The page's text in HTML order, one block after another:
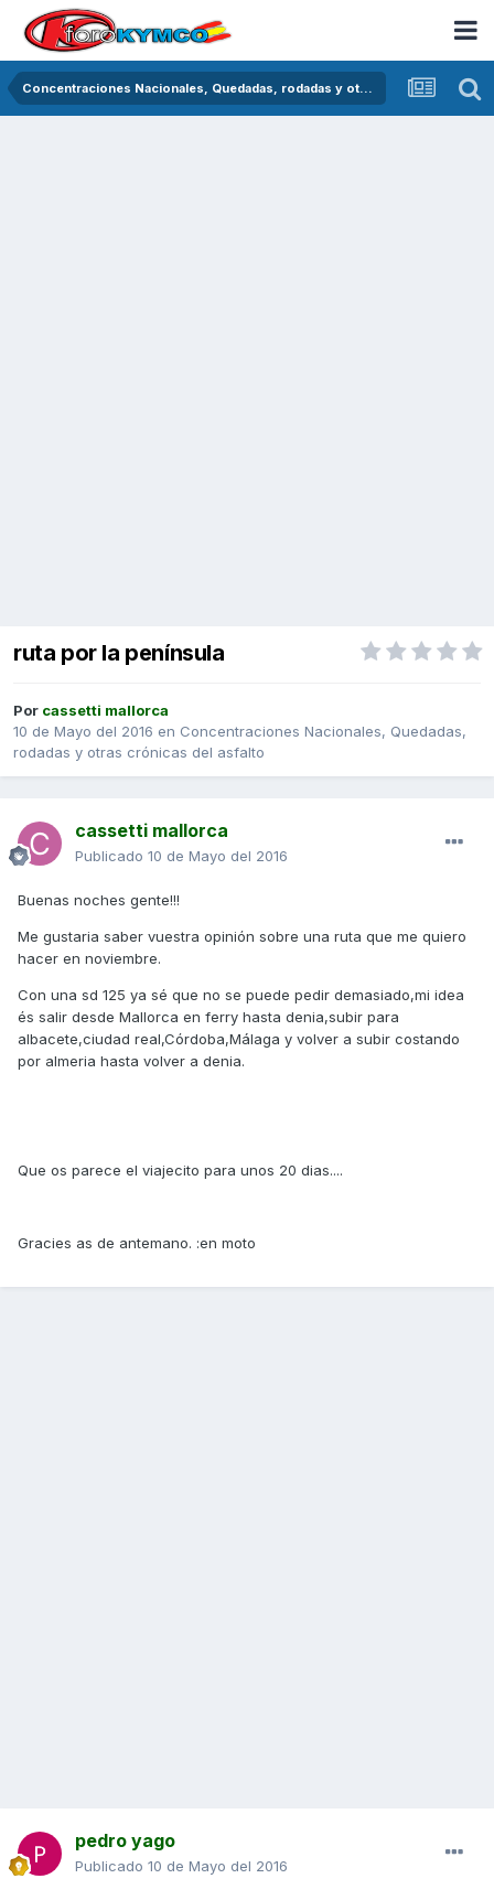
Concentraciones Nacionales, Quedadas, rodadas y otras crónicas del asfalto
ruta por la península
Por cassetti mallorca
10 de Mayo del 2016 en Concentraciones Nacionales, Quedadas,
rodadas y otras crónicas del asfalto
cassetti mallorca
Publicado 10 de Mayo del 2016
Buenas noches gente!!!
Me gustaria saber vuestra opinión sobre una ruta que me quiero
hacer en noviembre.
Con una sd 125 ya sé que no se puede pedir demasiado,mi idea
és salir desde Mallorca en ferry hasta denia,subir para
albacete,ciudad real,Córdoba,Málaga y volver a subir costando
por almeria hasta volver a denia.
Que os parece el viajecito para unos 20 dias....
Gracies as de antemano. :en moto
pedro yago
Publicado 10 de Mayo del 2016